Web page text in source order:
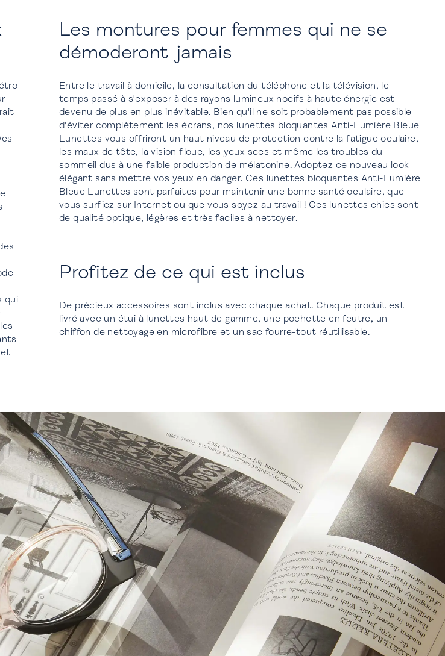
qui
Les montures pour femmes qui ne se
démoderont jamais
Entre le travail à domicile, la consultation du téléphone et la télévision, le
temps passé à s'exposer à des rayons lumineux nocifs à haute énergie est
devenu de plus en plus inévitable. Bien qu'il ne soit probablement pas possible
d'éviter complètement les écrans, nos lunettes bloquantes Anti-Lumière Bleue
Lunettes vous offriront un haut niveau de protection contre la fatigue oculaire,
les maux de tête, la vision floue, les yeux secs et même les troubles du
sommeil dus à une faible production de mélatonine. Adoptez ce nouveau look
élégant sans mettre vos yeux en danger. Ces lunettes bloquantes Anti-Lumière
Bleue Lunettes sont parfaites pour maintenir une bonne santé oculaire, que
vous surfiez sur Internet ou que vous soyez au travail ! Ces lunettes chics sont
de qualité optique, légères et très faciles à nettoyer.
Profitez de ce qui est inclus
De précieux accessoires sont inclus avec chaque achat. Chaque produit est
livré avec un étui à lunettes haut de gamme, une pochette en feutre, un
chiffon de nettoyage en microfibre et un sac fourre-tout réutilisable.